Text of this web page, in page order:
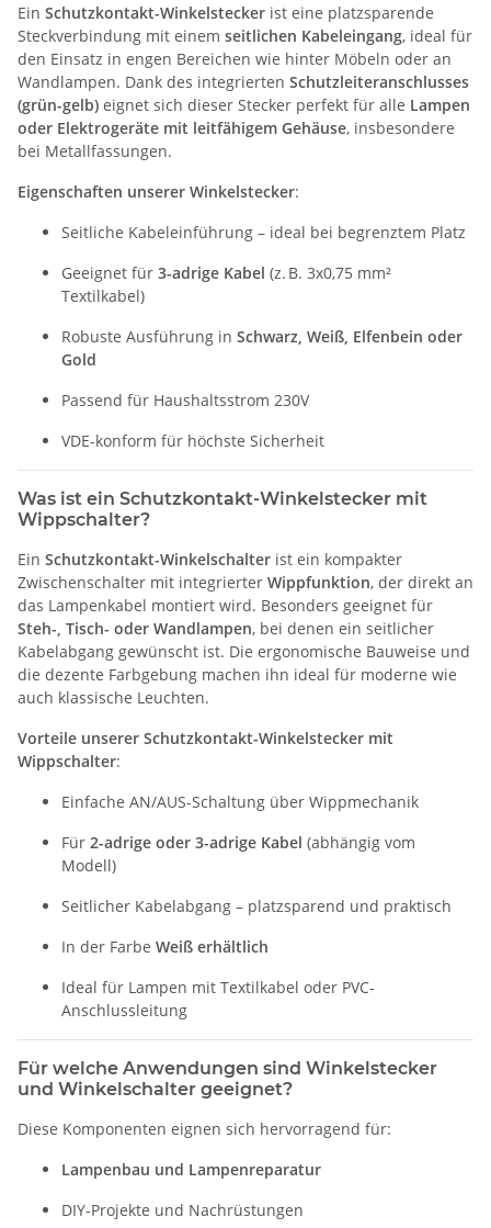
Ein Schutzkontakt-Winkelstecker ist eine platzsparende
Steckverbindung mit einem seitlichen Kabeleingang, ideal für
den Einsatz in engen Bereichen wie hinter Möbeln oder an
Wandlampen. Dank des integrierten Schutzleiteranschlusses
(grün-gelb) eignet sich dieser Stecker perfekt für alle Lampen
oder Elektrogeräte mit leitfähigem Gehäuse, insbesondere
bei Metallfassungen.
Eigenschaften unserer Winkelstecker:
Seitliche Kabeleinführung – ideal bei begrenztem Platz
Geeignet für 3-adrige Kabel (z. B. 3x0,75 mm²
Textilkabel)
Robuste Ausführung in Schwarz, Weiß, Elfenbein oder
Gold
Passend für Haushaltsstrom 230V
VDE-konform für höchste Sicherheit
Was ist ein Schutzkontakt-Winkelstecker mit
Wippschalter?
Ein Schutzkontakt-Winkelschalter ist ein kompakter
Zwischenschalter mit integrierter Wippfunktion, der direkt an
das Lampenkabel montiert wird. Besonders geeignet für
Steh-, Tisch- oder Wandlampen, bei denen ein seitlicher
Kabelabgang gewünscht ist. Die ergonomische Bauweise und
die dezente Farbgebung machen ihn ideal für moderne wie
auch klassische Leuchten.
Vorteile unserer Schutzkontakt-Winkelstecker mit
Wippschalter:
Einfache AN/AUS-Schaltung über Wippmechanik
Für 2-adrige oder 3-adrige Kabel (abhängig vom
Modell)
Seitlicher Kabelabgang – platzsparend und praktisch
In der Farbe Weiß erhältlich
Ideal für Lampen mit Textilkabel oder PVC-
Anschlussleitung
Für welche Anwendungen sind Winkelstecker
und Winkelschalter geeignet?
Diese Komponenten eignen sich hervorragend für:
Lampenbau und Lampenreparatur
DIY-Projekte und Nachrüstungen